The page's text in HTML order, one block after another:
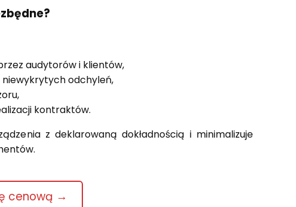
audytorów i klientów,
odchyleń,
kontraktów.
z deklarowaną dokładnością i minimalizuje
cenową →